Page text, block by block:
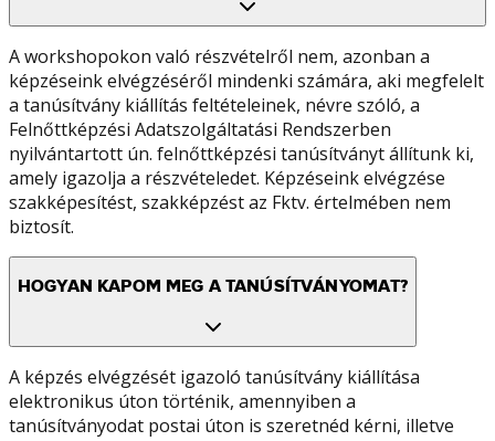
A workshopokon való részvételről nem, azonban a
képzéseink elvégzéséről mindenki számára, aki megfelelt
a tanúsítvány kiállítás feltételeinek, névre szóló, a
Felnőttképzési Adatszolgáltatási Rendszerben
nyilvántartott ún. felnőttképzési tanúsítványt állítunk ki,
amely igazolja a részvételedet. Képzéseink elvégzése
szakképesítést, szakképzést az Fktv. értelmében nem
biztosít.
HOGYAN KAPOM MEG A TANÚSÍTVÁNYOMAT?
A képzés elvégzését igazoló tanúsítvány kiállítása
elektronikus úton történik, amennyiben a
tanúsítványodat postai úton is szeretnéd kérni, illetve